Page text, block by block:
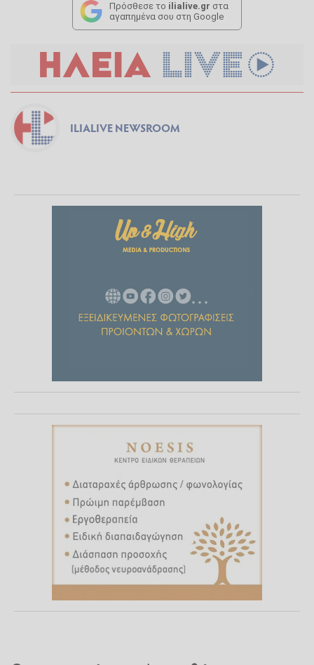
Πρόσθεσε το ilialive.gr στα
αγαπημένα σου στη Google
ILIALIVE NEWSROOM